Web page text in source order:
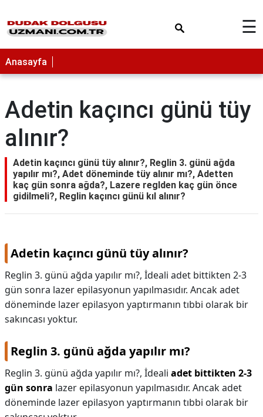
☰
Anasayfa
Adetin kaçıncı günü tüy
alınır?
Adetin kaçıncı günü tüy alınır?, Reglin 3. günü ağda
yapılır mı?, Adet döneminde tüy alınır mı?, Adetten
kaç gün sonra ağda?, Lazere reglden kaç gün önce
gidilmeli?, Reglin kaçıncı günü kıl alınır?
Adetin kaçıncı günü tüy alınır?
Reglin 3. günü ağda yapılır mı?, İdeali adet bittikten 2-3
gün sonra lazer epilasyonun yapılmasıdır. Ancak adet
döneminde lazer epilasyon yaptırmanın tıbbi olarak bir
sakıncası yoktur.
Reglin 3. günü ağda yapılır mı?
Reglin 3. günü ağda yapılır mı?, İdeali adet bittikten 2-3
gün sonra lazer epilasyonun yapılmasıdır. Ancak adet
döneminde lazer epilasyon yaptırmanın tıbbi olarak bir